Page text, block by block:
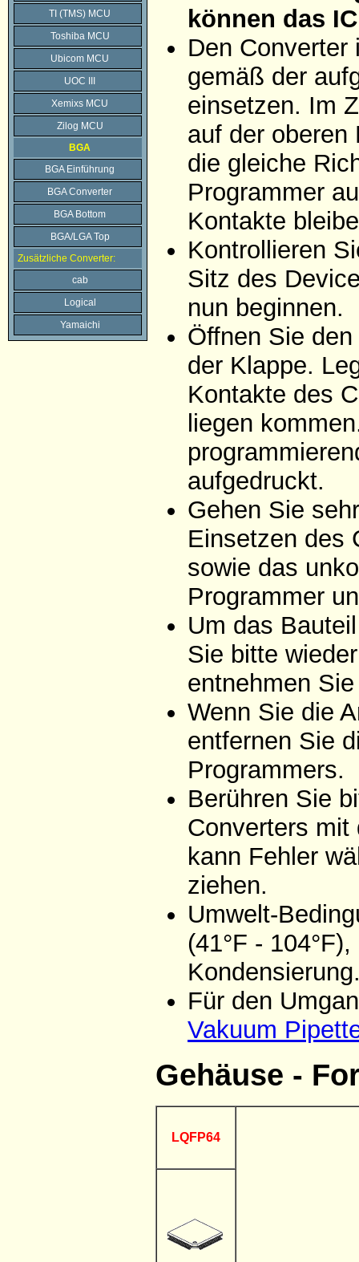
TI (TMS) MCU
Toshiba MCU
Ubicom MCU
UOC III
Xemixs MCU
Zilog MCU
BGA
BGA Einführung
BGA Converter
BGA Bottom
BGA/LGA Top
Zusätzliche Converter:
cab
Logical
Yamaichi
können das
Den
gemäß der
einsetzen. Im
auf der
die gleiche
Programmer
Kontakte
Kontrollieren
Sitz des
nun beginnen.
Öffnen Sie
der Klappe.
Kontakte des
liegen
aufgedruckt.
Gehen Sie
Einsetzen des
sowie das
Programmer
Um das
Sie bitte
entnehmen
Wenn Sie die
entfernen Sie
Programmers.
Berühren Sie
Converters mit
kann Fehler
ziehen.
Umwelt-
(41°F -
Für den
Vakuum
Gehäuse -
LQFP64